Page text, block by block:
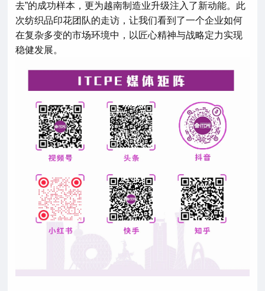
去”的成功样本，更为越南制造业升级注入了新动能。此
次纺织品印花团队的走访，让我们看到了一个企业如何
在复杂多变的市场环境中，以匠心精神与战略定力实现
稳健发展。